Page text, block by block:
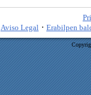
Aviso Legal · Erabilpen